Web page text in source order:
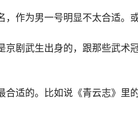
作为男一号明显不太合适。
剧武生出身的，跟那些武术
合适的。比如说《青云志》里